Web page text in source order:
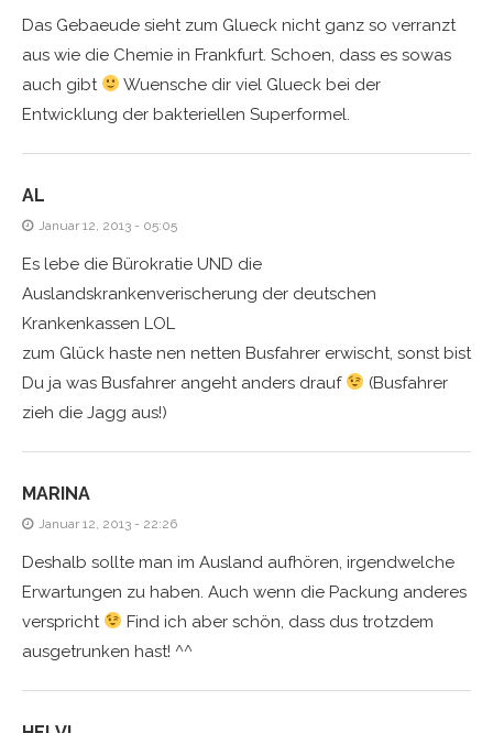
Das Gebaeude sieht zum Glueck nicht ganz so verranzt
aus wie die Chemie in Frankfurt. Schoen, dass es sowas
auch gibt
Wuensche dir viel Glueck bei der
Entwicklung der bakteriellen Superformel.
AL
Januar 12, 2013 - 05:05
Es lebe die Bürokratie UND die
Auslandskrankenverischerung der deutschen
Krankenkassen LOL
zum Glück haste nen netten Busfahrer erwischt, sonst bist
Du ja was Busfahrer angeht anders drauf
(Busfahrer
zieh die Jagg aus!)
MARINA
Januar 12, 2013 - 22:26
Deshalb sollte man im Ausland aufhören, irgendwelche
Erwartungen zu haben. Auch wenn die Packung anderes
verspricht
Find ich aber schön, dass dus trotzdem
ausgetrunken hast! ^^